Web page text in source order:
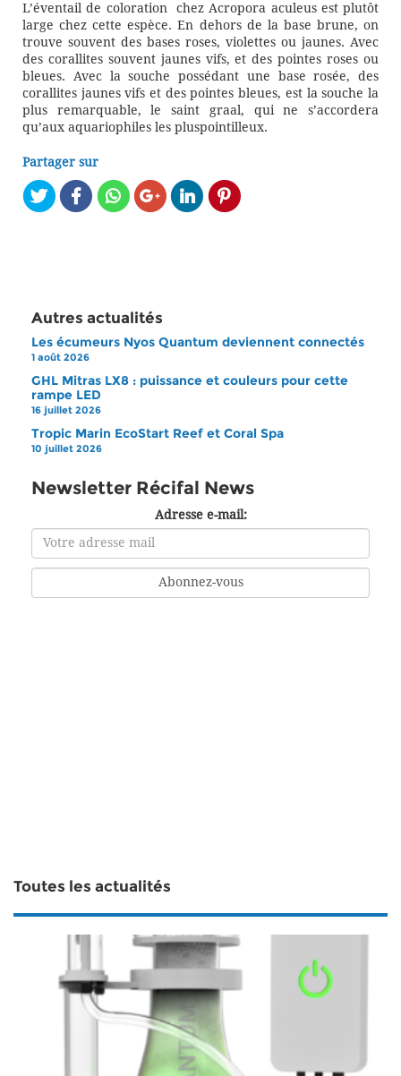
L’éventail de coloration chez Acropora aculeus est plutôt
large chez cette espèce. En dehors de la base brune, on
trouve souvent des bases roses, violettes ou jaunes. Avec
des corallites souvent jaunes vifs, et des pointes roses ou
bleues. Avec la souche possédant une base rosée, des
corallites jaunes vifs et des pointes bleues, est la souche la
plus remarquable, le saint graal, qui ne s’accordera
qu’aux aquariophiles les pluspointilleux.
Partager sur
Autres actualités
Les écumeurs Nyos Quantum deviennent connectés
1 août 2026
GHL Mitras LX8 : puissance et couleurs pour cette
rampe LED
16 juillet 2026
Tropic Marin EcoStart Reef et Coral Spa
10 juillet 2026
Newsletter Récifal News
Adresse e-mail:
Toutes les actualités